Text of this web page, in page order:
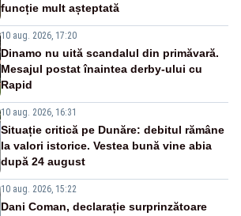
funcție mult așteptată
10 aug. 2026, 17:20
Dinamo nu uită scandalul din primăvară.
Mesajul postat înaintea derby-ului cu
Rapid
10 aug. 2026, 16:31
Situație critică pe Dunăre: debitul rămâne
la valori istorice. Vestea bună vine abia
după 24 august
10 aug. 2026, 15:22
Dani Coman, declarație surprinzătoare